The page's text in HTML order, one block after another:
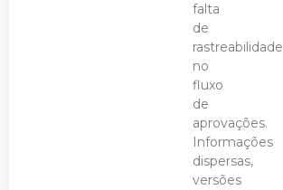
falta
de
rastreabilidade
no
fluxo
de
aprovações.
Informações
dispersas,
versões